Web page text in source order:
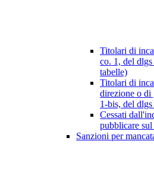
Titolari di
co. 1, del
tabelle)
Titolari di
direzione o di
1-bis, del
Cessati
pubblicare
Sanzioni per